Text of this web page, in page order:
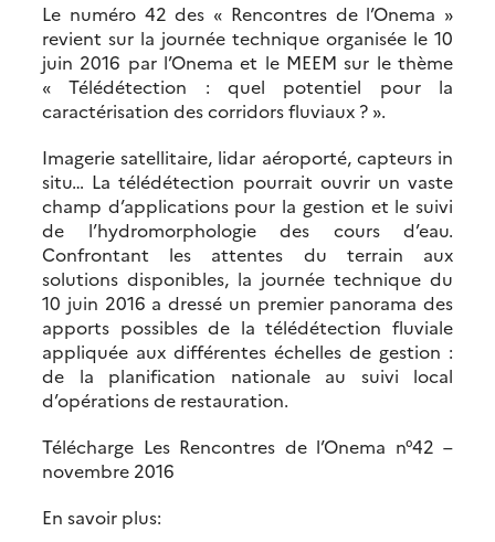
Le numéro 42 des « Rencontres de l’Onema »
revient sur la journée technique organisée le 10
juin 2016 par l’Onema et le MEEM sur le thème
« Télédétection : quel potentiel pour la
caractérisation des corridors fluviaux ? ».
Imagerie satellitaire, lidar aéroporté, capteurs in
situ… La télédétection pourrait ouvrir un vaste
champ d’applications pour la gestion et le suivi
de l’hydromorphologie des cours d’eau.
Confrontant les attentes du terrain aux
solutions disponibles, la journée technique du
10 juin 2016 a dressé un premier panorama des
apports possibles de la télédétection fluviale
appliquée aux différentes échelles de gestion :
de la planification nationale au suivi local
d’opérations de restauration.
Télécharge Les Rencontres de l’Onema n°42 –
novembre 2016
En savoir plus: